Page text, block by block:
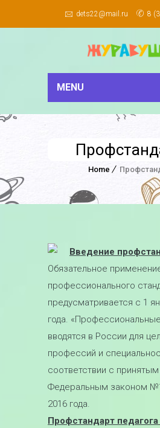
dets22@mail.ru 8
MENU
Home
Введение
Обязательное
профессионального
предусматривается с 1
года.
вводятся в России для
профессий и
соответствии с
Федеральным законом
2016 года.
Профстандарт педагога